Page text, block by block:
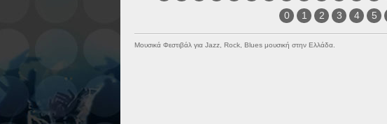
0
1 2 3 4 5
Μουσικά Φεστιβάλ για Jazz, Rock, Blues μουσική στην Ελλάδα.